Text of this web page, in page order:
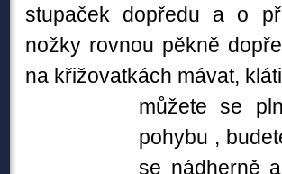
stupaček dopředu a o
nožky rovnou pěkně
na křižovatkách mávat,
můžete se
pohybu ,
se nádherně